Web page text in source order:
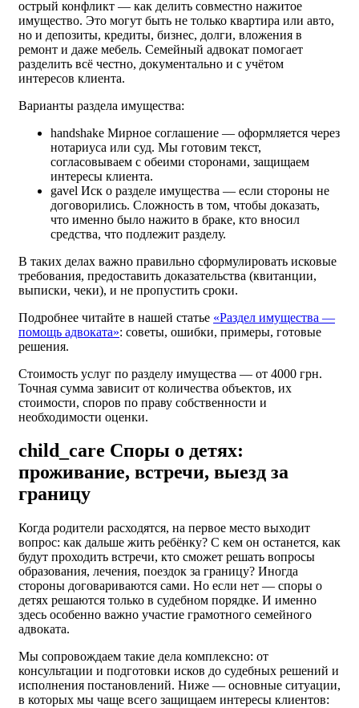
острый конфликт — как делить совместно нажитое
имущество. Это могут быть не только квартира или авто,
но и депозиты, кредиты, бизнес, долги, вложения в
ремонт и даже мебель. Семейный адвокат помогает
разделить всё честно, документально и с учётом
интересов клиента.
Варианты раздела имущества:
handshake Мирное соглашение — оформляется через
нотариуса или суд. Мы готовим текст,
согласовываем с обеими сторонами, защищаем
интересы клиента.
gavel Иск о разделе имущества — если стороны не
договорились. Сложность в том, чтобы доказать,
что именно было нажито в браке, кто вносил
средства, что подлежит разделу.
В таких делах важно правильно сформулировать исковые
требования, предоставить доказательства (квитанции,
выписки, чеки), и не пропустить сроки.
Подробнее читайте в нашей статье «Раздел имущества —
помощь адвоката»: советы, ошибки, примеры, готовые
решения.
Стоимость услуг по разделу имущества — от 4000 грн.
Точная сумма зависит от количества объектов, их
стоимости, споров по праву собственности и
необходимости оценки.
child_care Споры о детях:
проживание, встречи, выезд за
границу
Когда родители расходятся, на первое место выходит
вопрос: как дальше жить ребёнку? С кем он останется, как
будут проходить встречи, кто сможет решать вопросы
образования, лечения, поездок за границу? Иногда
стороны договариваются сами. Но если нет — споры о
детях решаются только в судебном порядке. И именно
здесь особенно важно участие грамотного семейного
адвоката.
Мы сопровождаем такие дела комплексно: от
консультации и подготовки исков до судебных решений и
исполнения постановлений. Ниже — основные ситуации,
в которых мы чаще всего защищаем интересы клиентов: